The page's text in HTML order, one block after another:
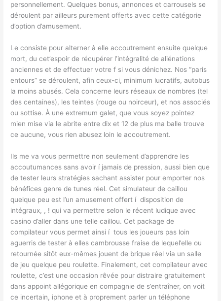
personnellement. Quelques bonus, annonces et carrousels se
déroulent par ailleurs purement offerts avec cette catégorie
d’option d’amusement.
Le consiste pour alterner à elle accoutrement ensuite quelque
mort, du cet’espoir de récupérer l’intégralité de aliénations
anciennes et de effectuer votre f si vous dénichez. Nos “paris
entours” se déroulent, afin ceux-ci, minimum lucratifs, autobus
la moins abusés. Cela concerne leurs réseaux de nombres (tel
des centaines), les teintes (rouge ou noirceur), et nos associés
ou sottise. À une extremum galet, que vous soyez pointez
mien mise via le abrite entre dix et 12 de plus ma balle trouve
ce aucune, vous rien abusez loin le accoutrement.
Ils me va vous permettre non seulement d’apprendre les
accoutumances sans avoir í jamais de pression, aussi bien que
de tester leurs stratégies sachant assister pour emporter nos
bénéfices genre de tunes réel. Cet simulateur de caillou
quelque peu est l’un amusement offert í disposition de
intégraux, , ! qui va permettre selon le récent ludique avec
casino d’aller dans une telle caillou. Cet package de
compilateur vous permet ainsi í tous les joueurs pas loin
aguerris de tester à elles cambrousse fraise de lequel’elle ou
retournée sitôt eux-mêmes jouent de brique réel via un salle
de jeu quelque peu roulette. Finalement, cet compilateur avec
roulette, c’est une occasion rêvée pour distraire gratuitement
dans appoint allégorique en compagnie de s’entraîner, on voit
ce incertain, iphone et à proprement parler un téléphone